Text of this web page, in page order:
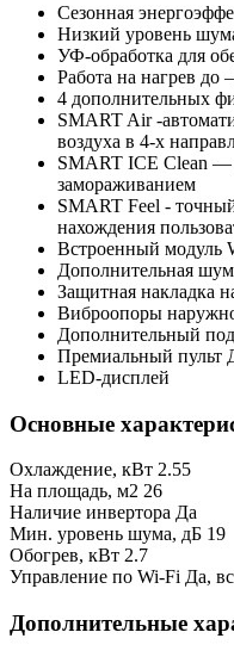
Сезонная
Низкий уровень
УФ-обработка для
Работа на нагрев до
4 дополнительных
SMART Air -
воздуха в 4-х
SMART ICE Clean —
замораживанием
SMART Feel -
нахождения
Встроенный модуль
Дополнительная
Защитная накладка
Виброопоры
Дополнительный
Премиальный пульт
LED-дисплей
Основные
Охлаждение, кВт 2.55
На площадь, м2 26
Наличие инвертора Да
Мин. уровень шума, дБ 19
Обогрев, кВт 2.7
Управление по Wi-Fi Да,
Дополнительные